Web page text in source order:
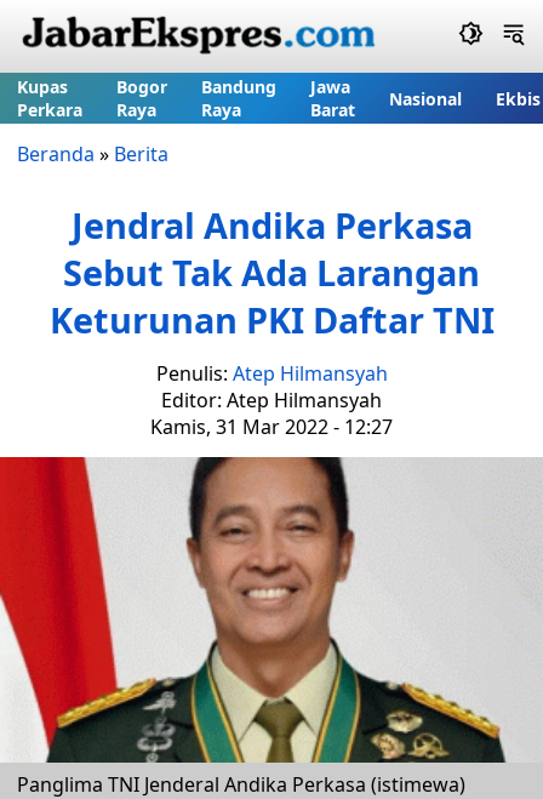
Kupas
Perkara
Bogor
Raya
Bandung
Raya
Jawa
Barat
Nasional Ekbis
Beranda » Berita
Jendral Andika Perkasa
Sebut Tak Ada Larangan
Keturunan PKI Daftar TNI
Penulis: Atep Hilmansyah
Editor: Atep Hilmansyah
Kamis, 31 Mar 2022 - 12:27
Panglima TNI Jenderal Andika Perkasa (istimewa)